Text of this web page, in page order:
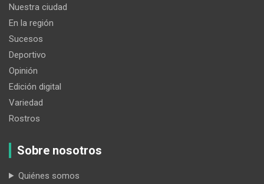
Nuestra ciudad
En la región
Sucesos
Deportivo
Opinión
Edición digital
Variedad
Rostros
Sobre nosotros
Quiénes somos